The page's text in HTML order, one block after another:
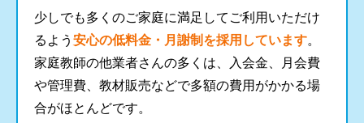
少しでも多くのご家庭に満足してご利用いただけ
るよう 安心の低料金・月謝制を採用しています。
家庭教師の他業者さんの多くは、入会金、月会費
や管理費、教材販売などで多額の費用がかかる場
合がほとんどです。